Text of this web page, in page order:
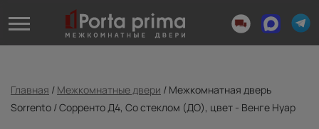
Главная / Межкомнатные двери / Межкомнатная дверь
Sorrento / Сорренто Д4, Со стеклом (ДО), цвет - Венге Нуар